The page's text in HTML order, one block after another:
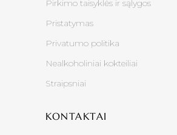
Pirkimo taisyklės ir sąlygos
Pristatymas
Privatumo politika
Nealkoholiniai kokteiliai
Straipsniai
KONTAKTAI